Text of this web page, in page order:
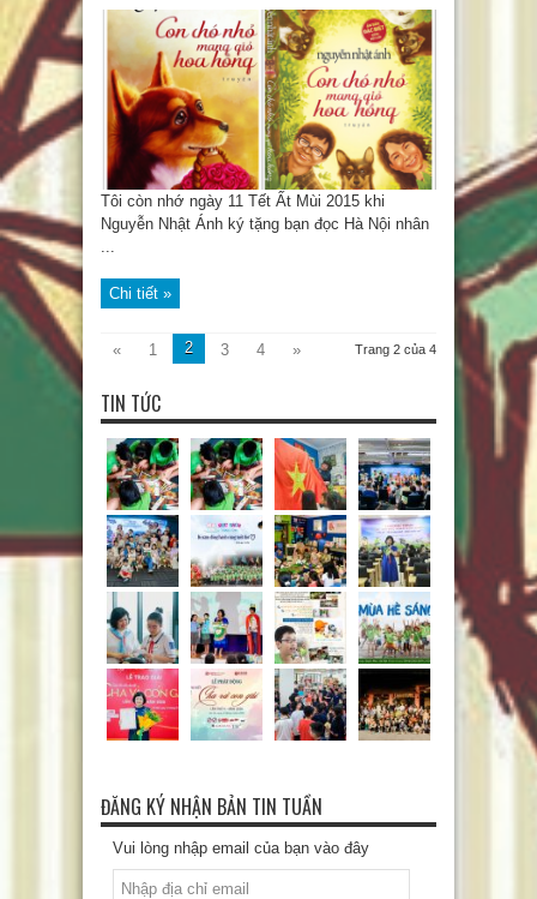
Tôi còn nhớ ngày 11 Tết Ất Mùi 2015 khi
Nguyễn Nhật Ánh ký tặng bạn đọc Hà Nội nhân
Chi tiết »
Trang 2 của 4
« 1 2 3 4 »
TIN TỨC
ĐĂNG KÝ NHẬN BẢN TIN TUẦN
Vui lòng nhập email của bạn vào đây